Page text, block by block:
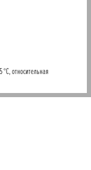
°C, относительная